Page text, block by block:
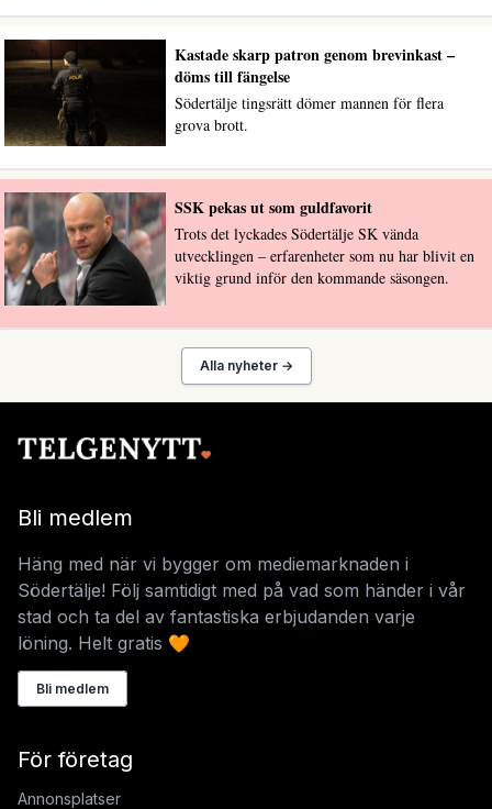
Kastade skarp patron genom brevinkast –
döms till fängelse
Södertälje tingsrätt dömer mannen för flera
grova brott.
SSK pekas ut som guldfavorit
Trots det lyckades Södertälje SK vända
utvecklingen – erfarenheter som nu har blivit en
viktig grund inför den kommande säsongen.
Alla nyheter →
Bli medlem
Häng med när vi bygger om mediemarknaden i
Södertälje! Följ samtidigt med på vad som händer i vår
stad och ta del av fantastiska erbjudanden varje
löning. Helt gratis 🧡
Bli medlem
För företag
Annonsplatser